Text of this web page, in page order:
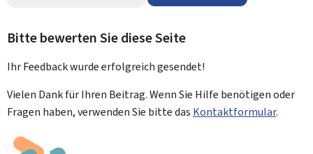
Bitte bewerten Sie diese Seite
Ihr Feedback wurdeerfolgreichgesendet!
Vielen Dank für Ihren Beitrag. Wenn Sie Hilfe benötigen oder
Fragen haben, verwenden Sie bitte das Kontaktformular.